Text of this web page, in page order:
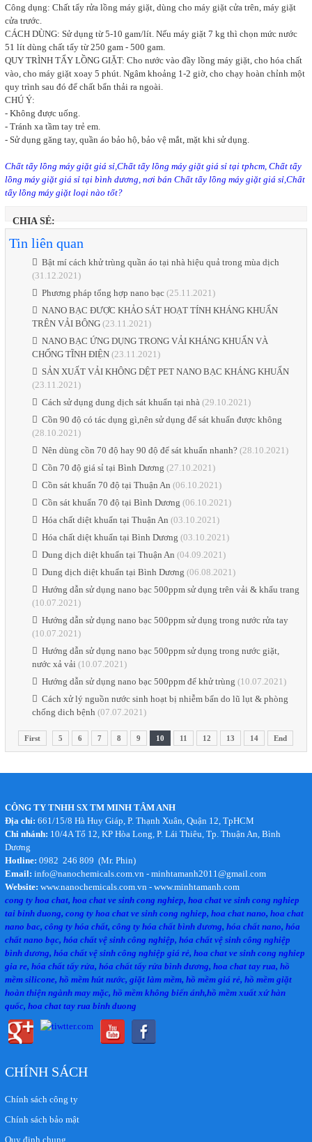
Công dụng: Chất tẩy rửa lồng máy giặt, dùng cho máy giặt cửa trên, máy giặt
cửa trước.
CÁCH DÙNG: Sử dụng từ 5-10 gam/lít. Nếu máy giặt 7 kg thì chọn mức nước
51 lít dùng chất tẩy từ 250 gam - 500 gam.
QUY TRÌNH TẨY LỒNG GIẶT: Cho nước vào đầy lồng máy giặt, cho hóa chất
vào, cho máy giặt xoay 5 phút. Ngâm khoảng 1-2 giờ, cho chạy hoàn chỉnh một
quy trình sau đó để chất bẩn thải ra ngoài.
CHÚ Ý:
- Không được uống.
- Tránh xa tầm tay trẻ em.
- Sử dụng găng tay, quần áo bảo hộ, bảo vệ mắt, mặt khi sử dụng.
Chất tẩy lồng máy giặt giá sỉ,Chất tẩy lồng máy giặt giá sỉ tại tphcm, Chất tẩy
lồng máy giặt giá sỉ tại bình dương, nơi bán Chất tẩy lồng máy giặt giá sỉ,Chất
tẩy lồng máy giặt loại nào tốt?
CHIA SẺ:
Tin liên quan
Bật mí cách khử trùng quần áo tại nhà hiệu quả trong mùa dịch
(31.12.2021)
Phương pháp tổng hợp nano bạc(25.11.2021)
NANO BẠC ĐƯỢC KHẢO SÁT HOẠT TÍNH KHÁNG KHUẨN
TRÊN VẢI BÔNG(23.11.2021)
NANO BẠC ỨNG DỤNG TRONG VẢI KHÁNG KHUẨN VÀ
CHỐNG TĨNH ĐIỆN(23.11.2021)
SẢN XUẤT VẢI KHÔNG DỆT PET NANO BẠC KHÁNG KHUẨN
(23.11.2021)
Cách sử dụng dung dịch sát khuẩn tại nhà (29.10.2021)
Cồn 90 độ có tác dụng gì,nên sử dụng để sát khuẩn được không
(28.10.2021)
Nên dùng cồn 70 độ hay 90 độ để sát khuẩn nhanh?(28.10.2021)
Cồn 70 độ giá sỉ tại Bình Dương (27.10.2021)
Cồn sát khuẩn 70 độ tại Thuận An (06.10.2021)
Cồn sát khuẩn 70 độ tại Bình Dương (06.10.2021)
Hóa chất diệt khuẩn tại Thuận An (03.10.2021)
Hóa chất diệt khuẩn tại Bình Dương (03.10.2021)
Dung dịch diệt khuẩn tại Thuận An (04.09.2021)
Dung dịch diệt khuẩn tại Bình Dương (06.08.2021)
Hướng dẫn sử dụng nano bạc 500ppm sử dụng trên vải & khẩu trang
(10.07.2021)
Hướng dẫn sử dụng nano bạc 500ppm sử dụng trong nước rửa tay
(10.07.2021)
Hướng dẫn sử dụng nano bạc 500ppm sử dụng trong nước giặt,
nước xả vải (10.07.2021)
Hướng dẫn sử dụng nano bạc 500ppm để khử trùng (10.07.2021)
Cách xử lý nguồn nước sinh hoạt bị nhiễm bẩn do lũ lụt & phòng
chống dich bệnh (07.07.2021)
First 5 6 7 8 9 10 11 12 13 14 End
CÔNG TY TNHH SX TM MINH TÂM ANH
Địa chỉ: 661/15/8 Hà Huy Giáp, P. Thạnh Xuân, Quận 12, TpHCM
Chi nhánh: 10/4A Tổ 12, KP Hòa Long, P. Lái Thiêu, Tp. Thuận An, Bình
Dương
Hotline: 0982 246 809 (Mr. Phin)
Email: info@nanochemicals.com.vn - minhtamanh2011@gmail.com
Website: www.nanochemicals.com.vn - www.minhtamanh.com
cong ty hoa chat, hoa chat ve sinh cong nghiep, hoa chat ve sinh cong nghiep
tai binh duong, cong ty hoa chat ve sinh cong nghiep, hoa chat nano, hoa chat
nano bac, công ty hóa chất, công ty hóa chất bình dương, hóa chất nano, hóa
chất nano bạc, hóa chất vệ sinh công nghiệp, hóa chất vệ sinh công nghiệp
bình dương, hóa chất vệ sinh công nghiệp giá rẻ, hoa chat ve sinh cong nghiep
gia re, hóa chất tẩy rửa, hóa chất tẩy rửa bình dương, hoa chat tay rua, hồ
mềm silicone, hồ mềm hút nước, giặt làm mềm, hồ mềm giá rẻ, hồ mềm giặt
hoàn thiện ngành may mặc, hồ mềm không biến ánh,hồ mềm xuất xứ hàn
quốc, hoa chat tay rua binh duong
CHÍNH SÁCH
Chính sách công ty
Chính sách bảo mật
Quy định chung